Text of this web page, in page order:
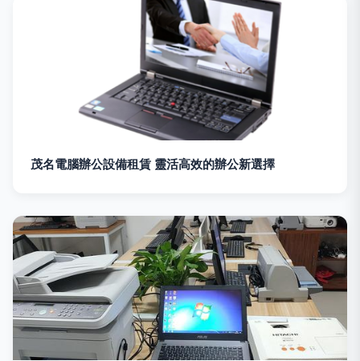
茂名電腦辦公設備租賃 靈活高效的辦公新選擇